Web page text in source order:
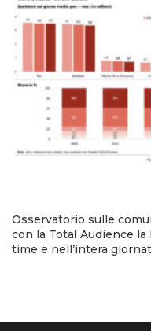
Osservatorio sulle
con la Total Audience
time e nell’intera